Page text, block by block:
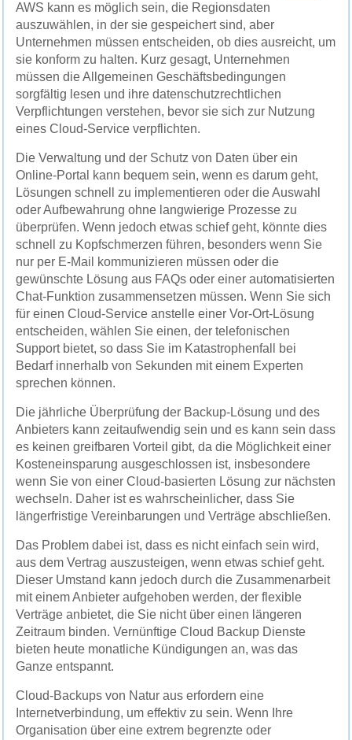
AWS kann es möglich sein, die Regionsdaten
auszuwählen, in der sie gespeichert sind, aber
Unternehmen müssen entscheiden, ob dies ausreicht, um
sie konform zu halten. Kurz gesagt, Unternehmen
müssen die Allgemeinen Geschäftsbedingungen
sorgfältig lesen und ihre datenschutzrechtlichen
Verpflichtungen verstehen, bevor sie sich zur Nutzung
eines Cloud-Service verpflichten.
Die Verwaltung und der Schutz von Daten über ein
Online-Portal kann bequem sein, wenn es darum geht,
Lösungen schnell zu implementieren oder die Auswahl
oder Aufbewahrung ohne langwierige Prozesse zu
überprüfen. Wenn jedoch etwas schief geht, könnte dies
schnell zu Kopfschmerzen führen, besonders wenn Sie
nur per E-Mail kommunizieren müssen oder die
gewünschte Lösung aus FAQs oder einer automatisierten
Chat-Funktion zusammensetzen müssen. Wenn Sie sich
für einen Cloud-Service anstelle einer Vor-Ort-Lösung
entscheiden, wählen Sie einen, der telefonischen
Support bietet, so dass Sie im Katastrophenfall bei
Bedarf innerhalb von Sekunden mit einem Experten
sprechen können.
Die jährliche Überprüfung der Backup-Lösung und des
Anbieters kann zeitaufwendig sein und es kann sein dass
es keinen greifbaren Vorteil gibt, da die Möglichkeit einer
Kosteneinsparung ausgeschlossen ist, insbesondere
wenn Sie von einer Cloud-basierten Lösung zur nächsten
wechseln. Daher ist es wahrscheinlicher, dass Sie
längerfristige Vereinbarungen und Verträge abschließen.
Das Problem dabei ist, dass es nicht einfach sein wird,
aus dem Vertrag auszusteigen, wenn etwas schief geht.
Dieser Umstand kann jedoch durch die Zusammenarbeit
mit einem Anbieter aufgehoben werden, der flexible
Verträge anbietet, die Sie nicht über einen längeren
Zeitraum binden. Vernünftige Cloud Backup Dienste
bieten heute monatliche Kündigungen an, was das
Ganze entspannt.
Cloud-Backups von Natur aus erfordern eine
Internetverbindung, um effektiv zu sein. Wenn Ihre
Organisation über eine extrem begrenzte oder